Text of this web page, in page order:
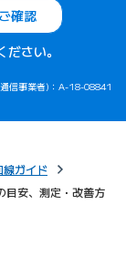
確認
さい。
信事業者)：A-18-08841
線ガイド
目安、測定・改善方